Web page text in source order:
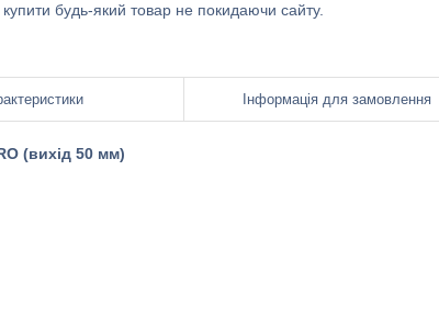
будь-який товар не покидаючи сайту.
Інформація для замовлення
(вихід 50 мм)